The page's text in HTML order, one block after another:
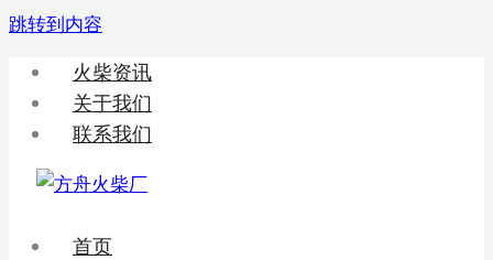
跳转到内容
火柴资讯
关于我们
联系我们
首页